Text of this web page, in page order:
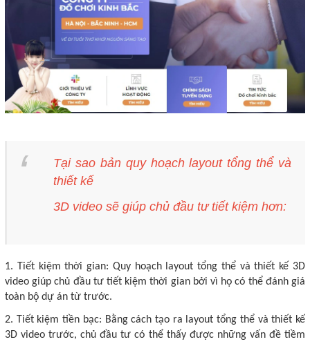
Tại sao bản quy hoạch layout tổng thể và
thiết kế
3D video sẽ giúp chủ đầu tư tiết kiệm hơn:
1. Tiết kiệm thời gian: Quy hoạch layout tổng thể và thiết kế 3D
video giúp chủ đầu tư tiết kiệm thời gian bởi vì họ có thể đánh giá
toàn bộ dự án từ trước.
2. Tiết kiệm tiền bạc: Bằng cách tạo ra layout tổng thể và thiết kế
3D video trước, chủ đầu tư có thể thấy được những vấn đề tiềm